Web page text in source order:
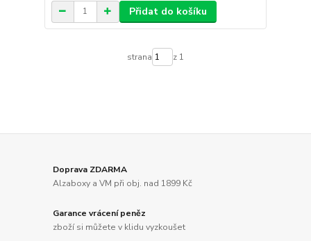
Přidat do košíku
strana z 1
Doprava ZDARMA
Alzaboxy a VM při obj. nad 1899 Kč
Garance vrácení peněz
zboží si můžete v klidu vyzkoušet